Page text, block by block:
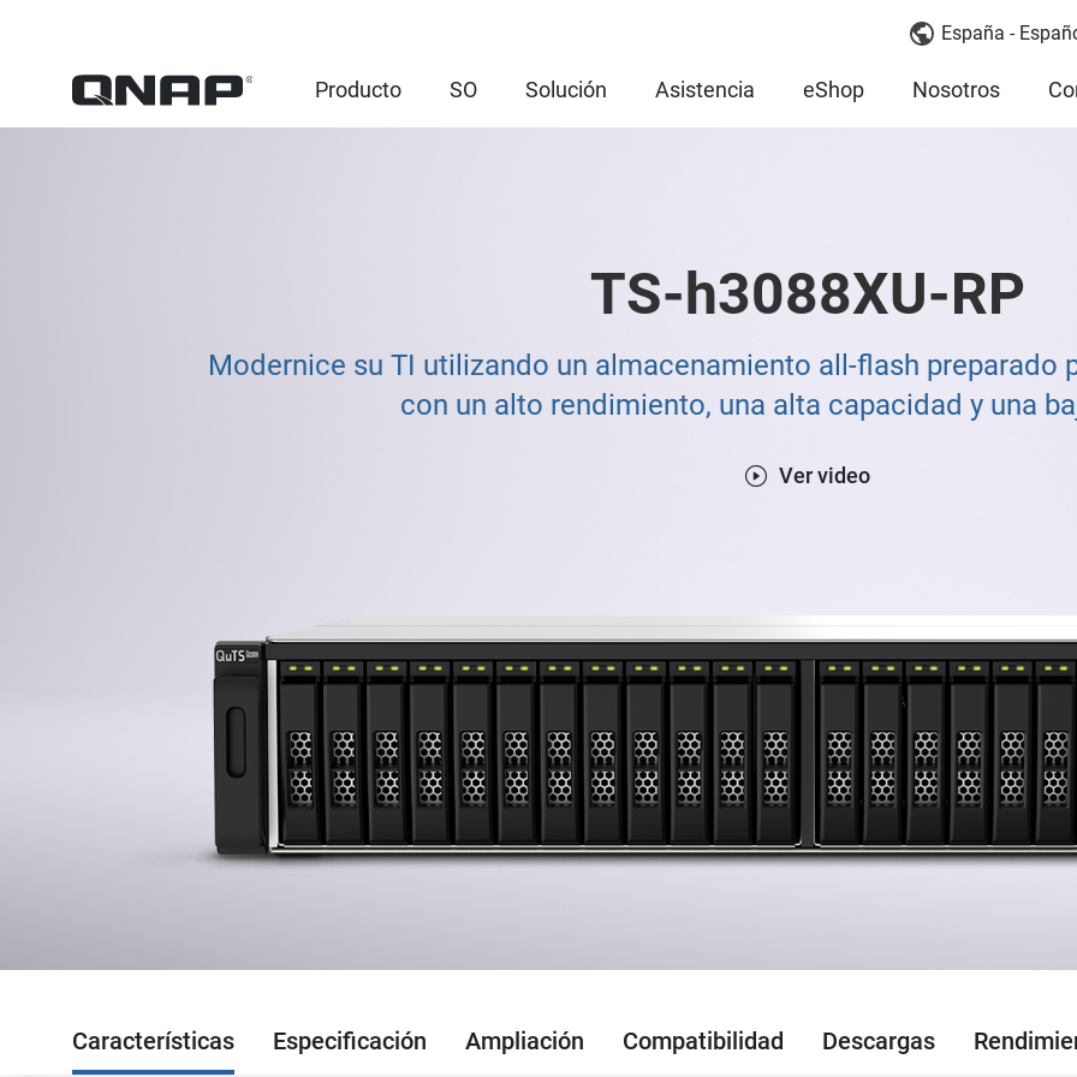
España -
Producto SO Solución Asistencia eShop Nosotros
TS-h3088XU-RP
Modernice su TI utilizando un almacenamiento all-flash preparado
con un alto rendimiento, una alta capacidad y una
Ver video
Características Especificación Ampliación Compatibilidad Descargas